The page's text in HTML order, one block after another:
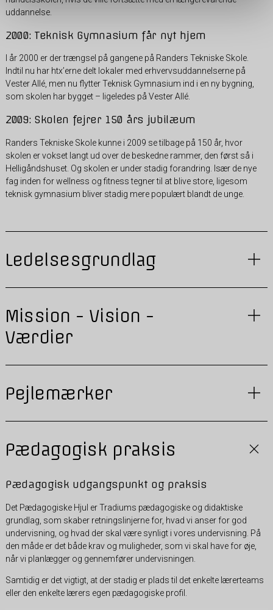
uddannelse.
2000: Teknisk Gymnasium får nyt hjem
I år 2000 er der trængsel på gangene på Randers Tekniske Skole.
Indtil nu har htx’erne delt lokaler med erhvervsuddannelserne på
Vester Allé, men nu flytter Teknisk Gymnasium ind i en ny bygning,
som skolen har bygget – ligeledes på Vester Allé.
2009: Skolen fejrer 150 års jubilæum
Randers Tekniske Skole kunne i 2009 se tilbage på 150 år, hvor
skolen er vokset langt ud over de beskedne rammer, den først så i
Helligåndshuset. Og skolen er under stadig forandring. Især de nye
fag inden for wellness og fitness tegner til at blive store, ligesom
teknisk gymnasium bliver stadig mere populært blandt de unge.
Ledelsesgrundlag
Mission - Vision -
Værdier
Pejlemærker
Pædagogisk praksis
Pædagogisk udgangspunkt og praksis
Det Pædagogiske Hjul er Tradiums pædagogiske og didaktiske
grundlag, som skaber retningslinjerne for, hvad vi anser for god
undervisning, og hvad der skal være synligt i vores undervisning. På
den måde er det både krav og muligheder, som vi skal have for øje,
når vi planlægger og gennemfører undervisningen.
Samtidig er det vigtigt, at der stadig er plads til det enkelte lærerteams
eller den enkelte lærers egen pædagogiske profil.